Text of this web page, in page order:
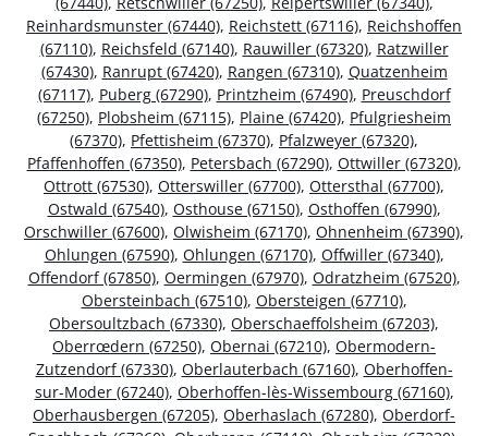
Reinhardsmunster (67440), Reichstett (67116), Reichshoffen
(67110), Reichsfeld (67140), Rauwiller (67320), Ratzwiller
(67430), Ranrupt (67420), Rangen (67310), Quatzenheim
(67117), Puberg (67290), Printzheim (67490), Preuschdorf
(67250), Plobsheim (67115), Plaine (67420), Pfulgriesheim
(67370), Pfettisheim (67370), Pfalzweyer (67320),
Pfaffenhoffen (67350), Petersbach (67290), Ottwiller (67320),
Ottrott (67530), Otterswiller (67700), Ottersthal (67700),
Ostwald (67540), Osthouse (67150), Osthoffen (67990),
Orschwiller (67600), Olwisheim (67170), Ohnenheim (67390),
Ohlungen (67590), Ohlungen (67170), Offwiller (67340),
Offendorf (67850), Oermingen (67970), Odratzheim (67520),
Obersteinbach (67510), Obersteigen (67710),
Obersoultzbach (67330), Oberschaeffolsheim (67203),
Oberrœdern (67250), Obernai (67210), Obermodern-
Zutzendorf (67330), Oberlauterbach (67160), Oberhoffen-
sur-Moder (67240), Oberhoffen-lès-Wissembourg (67160),
Oberhausbergen (67205), Oberhaslach (67280), Oberdorf-